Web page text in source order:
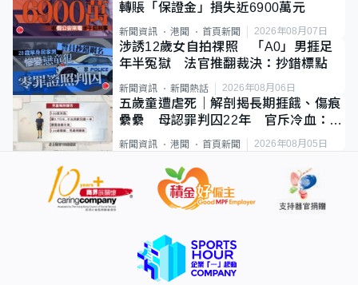
轉賬「保證金」損失近6900萬元
新聞資訊 港聞 首頁新聞 2026年08月07日
涉誘12歲女自拍祼照 「A0」男捱足
年半冤獄 法官推翻裁決：抄錯標點
新聞資訊 新聞熱話 2026年08月06日
五歲童遭虐死｜解剖揭長期捱餓、傷痕
纍纍 母認罪判囚22年 官斥冷血：同
類案最惡劣
新聞資訊 港聞 首頁新聞 2026年08月05日